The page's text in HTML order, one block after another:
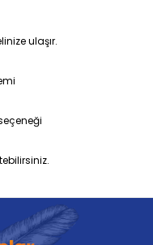
ulaşır.